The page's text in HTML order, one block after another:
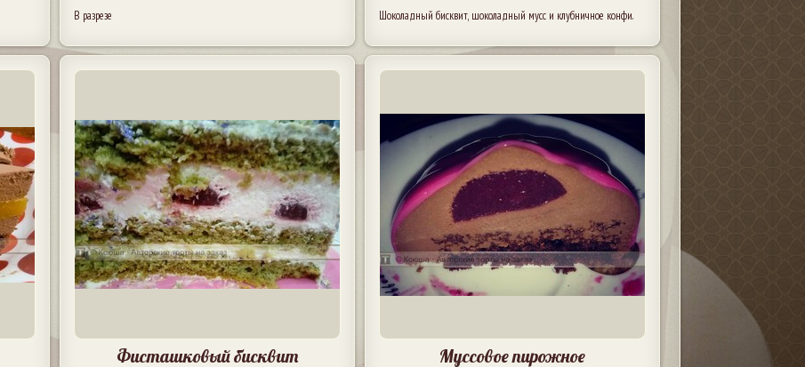
В разрезе Шоколадный бисквит, шоколадный мусс и клубничное конфи.
Фисташковый бисквит Муссовое пирожное